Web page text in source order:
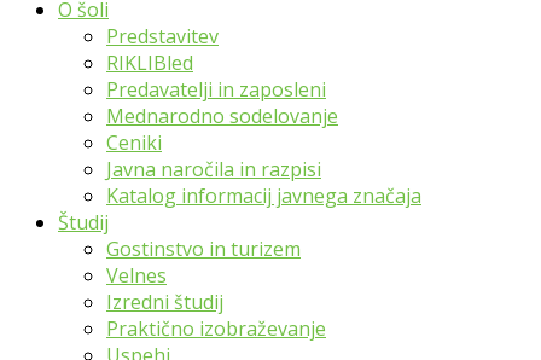
O šoli
Predstavitev
RIKLIBled
Predavatelji in zaposleni
Mednarodno sodelovanje
Ceniki
Javna naročila in razpisi
Katalog informacij javnega značaja
Študij
Gostinstvo in turizem
Velnes
Izredni študij
Praktično izobraževanje